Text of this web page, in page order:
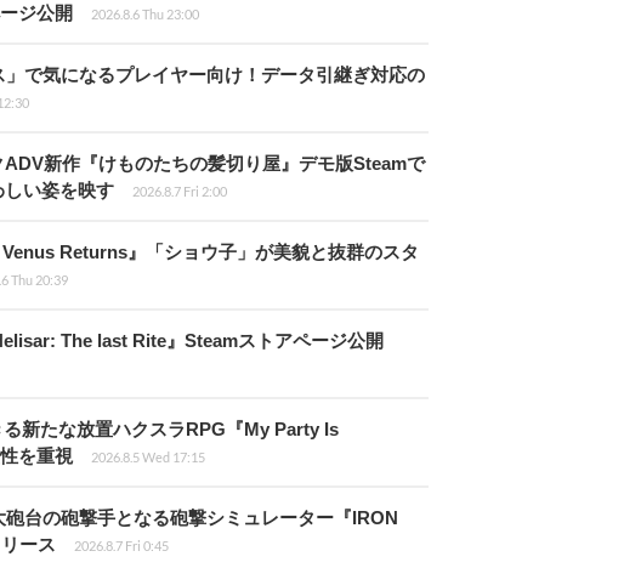
ジ公開
2026.8.6 Thu 23:00
で気になるプレイヤー向け！データ引継ぎ対応の
新作『けものたちの髪切り屋』デモ版Steamで
い姿を映す
2026.8.7 Fri 2:00
Returns』「ショウ子」が美貌と抜群のスタ
Thu 20:39
The last Rite』Steamストアページ公開
新たな放置ハクスラRPG『My Party Is
を重視
2026.8.5 Wed 17:15
台の砲撃手となる砲撃シミュレーター『IRON
ース
2026.8.7 Fri 0:45